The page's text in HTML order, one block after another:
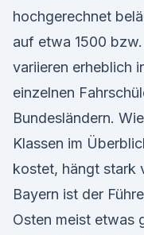
hochgerechnet
auf etwa 1500
variieren erheblich
einzelnen
Bundesländern.
Klassen im
kostet, hängt stark
Bayern ist der
Osten meist etwas